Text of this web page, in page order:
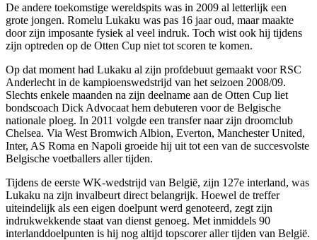
De andere toekomstige wereldspits was in 2009 al letterlijk een
grote jongen. Romelu Lukaku was pas 16 jaar oud, maar maakte
door zijn imposante fysiek al veel indruk. Toch wist ook hij tijdens
zijn optreden op de Otten Cup niet tot scoren te komen.
Op dat moment had Lukaku al zijn profdebuut gemaakt voor RSC
Anderlecht in de kampioenswedstrijd van het seizoen 2008/09.
Slechts enkele maanden na zijn deelname aan de Otten Cup liet
bondscoach Dick Advocaat hem debuteren voor de Belgische
nationale ploeg. In 2011 volgde een transfer naar zijn droomclub
Chelsea. Via West Bromwich Albion, Everton, Manchester United,
Inter, AS Roma en Napoli groeide hij uit tot een van de succesvolste
Belgische voetballers aller tijden.
Tijdens de eerste WK-wedstrijd van België, zijn 127e interland, was
Lukaku na zijn invalbeurt direct belangrijk. Hoewel de treffer
uiteindelijk als een eigen doelpunt werd genoteerd, zegt zijn
indrukwekkende staat van dienst genoeg. Met inmiddels 90
interlanddoelpunten is hij nog altijd topscorer aller tijden van België.